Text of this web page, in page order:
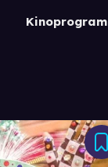
Kinoprogram